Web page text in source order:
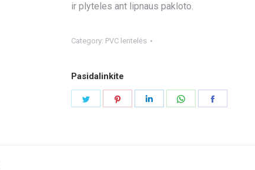
ir plyteles ant lipnaus pakloto.
Category: PVC lentelės
Pasidalinkite
Share
Share